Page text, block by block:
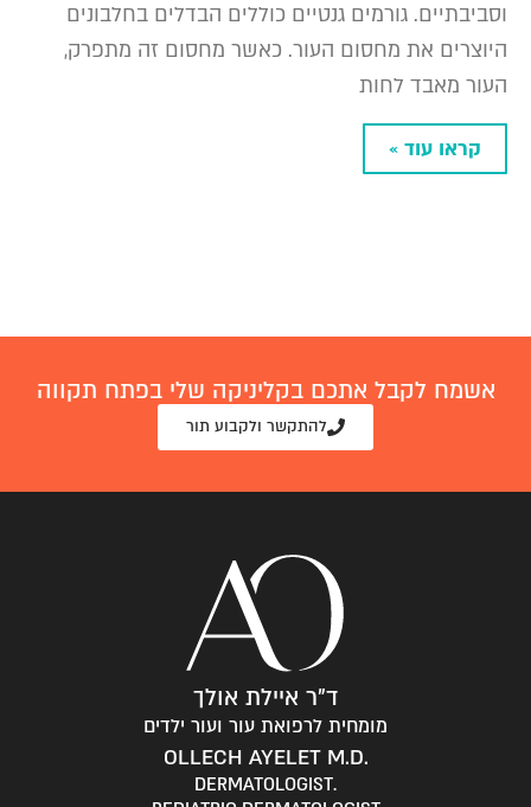
וסביבתיים. גורמים גנטיים כוללים הבדלים בחלבונים
היוצרים את מחסום העור. כאשר מחסום זה מתפרק,
העור מאבד לחות
קראו עוד »
אשמח לקבל אתכם בקליניקה שלי בפתח תקווה
להתקשר ולקבוע תור
ד"ר איילת אולך
מומחית לרפואת עור ועור ילדים
.OLLECH AYELET M.D
.DERMATOLOGIST